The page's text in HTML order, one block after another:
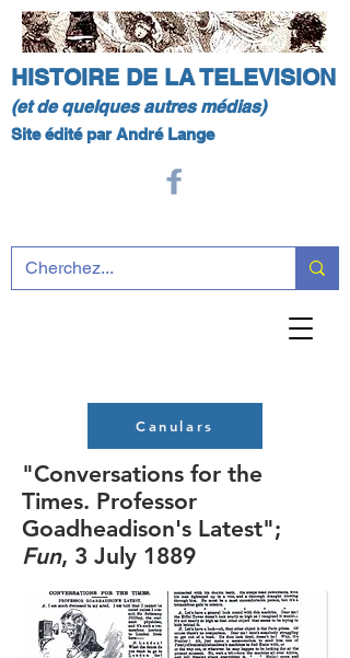
HISTOIRE DE LA TELEVISION
(et de quelques autres médias)
Site édité par André Lange
Canulars
"Conversations for the
Times. Professor
Goadheadison's Latest";
Fun, 3 July 1889